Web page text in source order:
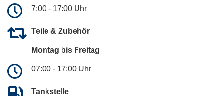
7:00 - 17:00 Uhr
Teile & Zubehör
Montag bis Freitag
07:00 - 17:00 Uhr
Tankstelle